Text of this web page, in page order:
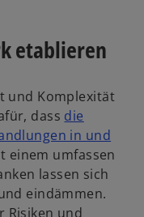
etablieren
und Komplexität
dass die
in und
einem umfassen
lassen sich
eindämmen.
Risiken und